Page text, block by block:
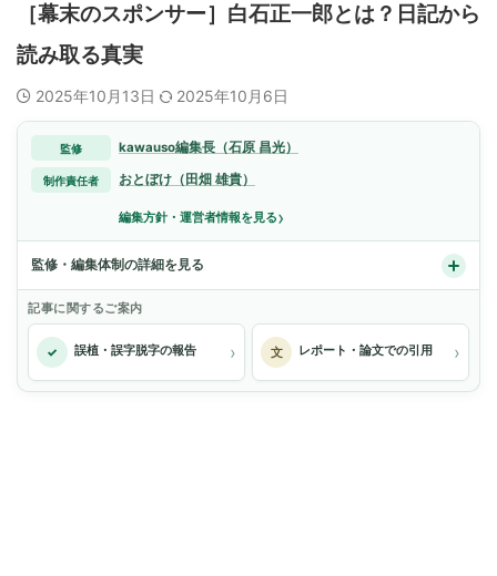
［幕末のスポンサー］白石正一郎とは？日記から
読み取る真実
2025年10月13日 2025年10月6日
監修 kawauso編集長（石原 昌光）
制作責任者 おとぼけ（田畑 雄貴）
編集方針・運営者情報を見る›
監修・編集体制の詳細を見る
記事に関するご案内
✓ 誤植・誤字脱字の報告 › 文 レポート・論文での引用 ›